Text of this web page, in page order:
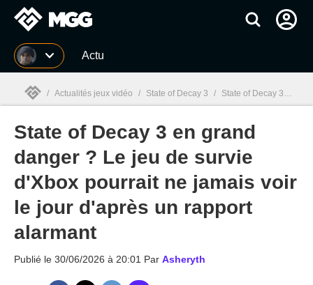
MGG Actu
MGG
/ Actualités jeux vidéo / State of Decay 3 / State of Decay 3 en grand danger ? Le jeu de survie d'Xbox pourrait ne jamais voir le jour d'après un rapport alarmant
State of Decay 3 en grand
danger ? Le jeu de survie
d'Xbox pourrait ne jamais voir
le jour d'après un rapport
alarmant
Publié le 30/06/2026 à 20:01 Par Asheryth